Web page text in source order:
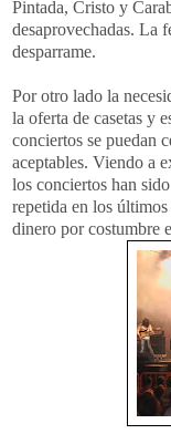
Pintada, Cristo y
desaprovechadas. La
desparrame.
Por otro lado la
la oferta de casetas y
conciertos se puedan
aceptables. Viendo a
los conciertos han
repetida en los
dinero por costumbre